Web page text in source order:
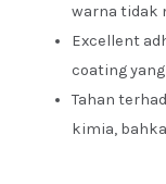
warna tidak
Excellent
coating
Tahan
kimia,